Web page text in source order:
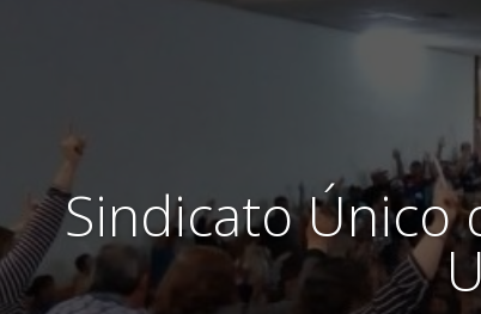
Sindicato Único